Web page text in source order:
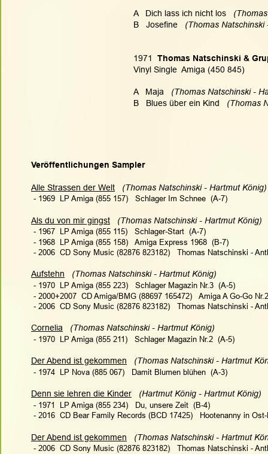
A   Dich lass ich nicht los
B   Josefine (Thomas
1971
Thomas Natschinski &
Vinyl Single  Amiga (450 845)
A   Maja
(Thomas Natschinski -
B   Blues über ein Kind (Thomas
Veröffentlichungen Sampler
Alle Strassen der Welt
(Thomas Natschinski - Hartmut
- 1969  LP Amiga (855 157)   Schlager Im Schnee  (A-7)
Als du von mir gingst
(Thomas Natschinski - Hartmut
- 1967  LP Amiga (855 115)   Schlager-Start  (A-7)
- 1968  LP Amiga (855 158)   Amiga Express 1968  (B-7)
- 2006  CD Sony Music (82876 823182)   Thomas Natschinski -
Aufstehn
(Thomas Natschinski - Hartmut König)
- 1970  LP Amiga (855 223)   Schlager Magazin Nr.3  (A-5)
- 2000+2007  CD Amiga/BMG (88697 165472)   Amiga A Go-Go
- 2006  CD Sony Music (82876 823182)   Thomas Natschinski -
Cornelia
(Thomas Natschinski - Hartmut König)
- 1970  LP Amiga (855 211)   Schlager Magazin Nr.2  (A-5)
Der Abend ist gekommen
(Thomas Natschinski - Hartmut
- 1974  LP Nova (885 067)   Damit Blumen blühen  (A-3)
Denn sie lehren die Kinder
(Hartmut König - Hartmut König)
- 1971  LP Amiga (855 234)   Du, unsere Zeit  (B-4)
- 2016  CD Bear Family Records (BCD 17425)   Hootenanny in
Der Abend ist gekommen
(Thomas Natschinski - Hartmut
- 2006  CD Sony Music (82876 823182)   Thomas Natschinski -